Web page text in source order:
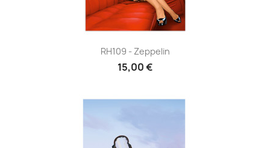
RH109 - Zeppelin
15,00 €